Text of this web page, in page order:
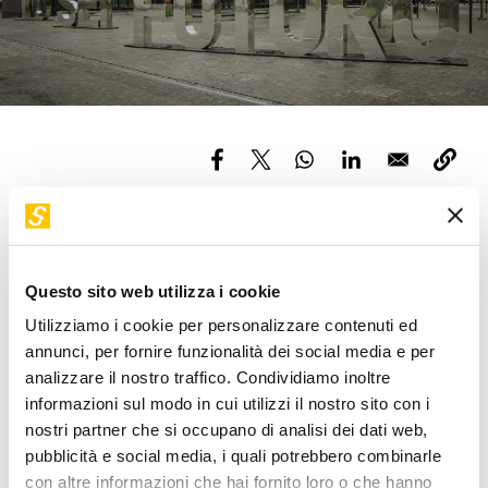
Questo sito web utilizza i cookie
Utilizziamo i cookie per personalizzare contenuti ed
annunci, per fornire funzionalità dei social media e per
analizzare il nostro traffico. Condividiamo inoltre
informazioni sul modo in cui utilizzi il nostro sito con i
nostri partner che si occupano di analisi dei dati web,
pubblicità e social media, i quali potrebbero combinarle
con altre informazioni che hai fornito loro o che hanno
Servizi e accessibilità
Contatti
FAQ
Biglietti
Open Day: 12, 14, 16, 19 settembre e 3, 10 ottobre ore 17
Non perderti i nostri Open Day gratuiti riservati agli
insegnanti. Potrai fare il percorso di visita e conoscere nel
dettaglio i nostri laboratori per le scuole. Lo staff dei
servizi educativi sarà a disposizione per approfondire i
temi didattici e per rispondere alle tue domande. Iscriviti
subito. I posti sono limitati.